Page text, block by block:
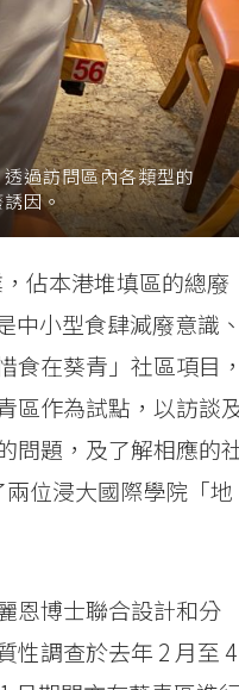
過訪問區內各類型的
因。
佔本港堆填區的總廢
小型食肆減廢意識、
食在葵青」社區項目，
區作為試點，以訪談
問題，及了解相應的
位浸大國際學院「地
恩博士聯合設計和分
性調查於去年 2 月至 4